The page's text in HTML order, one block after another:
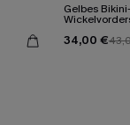
Gelbes
34,00 €